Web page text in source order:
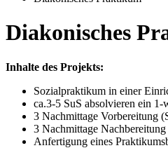
Diakonisches
Inhalte des Projekts:
Sozialpraktikum in einer
ca.3-5 SuS absolvieren ein
3 Nachmittage Vorbereitung
3 Nachmittage
Anfertigung eines